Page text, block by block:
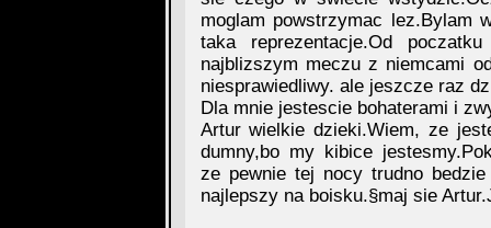
moglam powstrzymac lez.Bylam
taka reprezentacje.Od
najblizszym meczu z niemcami
niesprawiedliwy. ale jeszcze raz
Dla mnie jestescie bohaterami i
Artur wielkie dzieki.Wiem, ze
dumny,bo my kibice
ze pewnie tej nocy trudno
najlepszy na boisku.§maj sie